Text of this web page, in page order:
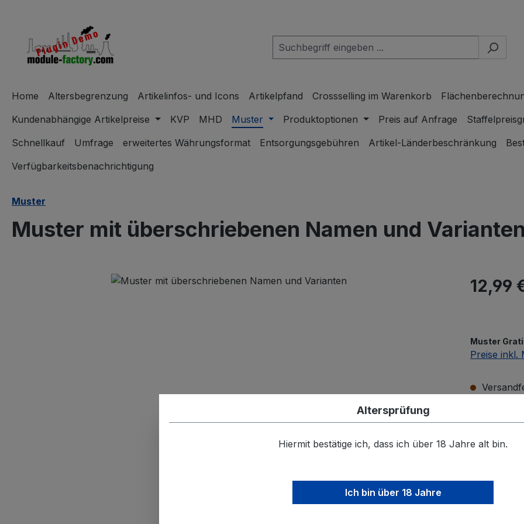
Home Altersbegrenzung Artikelinfos- und Icons Artikelpfand Crossselling im Warenkorb
Kundenabhängige Artikelpreise
KVP MHD Muster Produktoptionen Preis auf Anfrage
Schnellkauf
Umfrage erweitertes Währungsformat Entsorgungsgebühren Artikel-Länderbeschränkung
Verfügbarkeitsbenachrichtigung
Muster
Muster mit überschriebenen Namen und Varianten
Bildergalerie überspringen Regulärer
12,99
Muster
Preise inkl.
Breite
Altersprüfung
Hiermit bestätige ich, dass ich über 18 Jahre alt bin.
Ich bin über 18 Jahre